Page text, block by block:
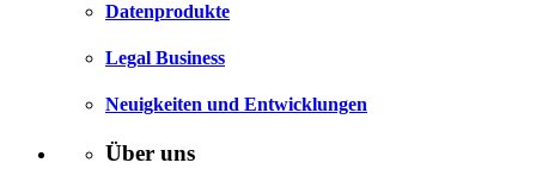
Datenprodukte
Legal Business
Neuigkeiten und Entwicklungen
Über uns